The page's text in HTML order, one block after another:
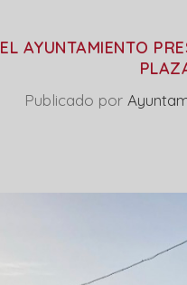
EL AYUNTAMIENTO
Publicado por